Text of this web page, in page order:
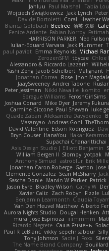
Jahluu
Paul Marshall Tabia
Wojciech Świątkiewicz Jack Lynch
Davide Bortoletti Coral Heather
Bianca Goldbach Beefree 治英 矢島
Fenice Ardente Fabian Norrby
HARRISON PARKER Ned
Iulian-Eduard Varvara Jack Plummer
paul paviot Emma Reynolds Michael
ZerozenSFM tbycae Chloe
Alessandro & Riccardo Lazzarin
Yashi Zeng Jacob Schelbert Malignant
Jonathan Correa
Rose Jhon
JaaySweeney Andrei Tabone
Peter Jessiman
Nikki Navaille komito
Sprague Williams FeroshGirlSims
Joshua Conard
Mike Dyer Jeremy
Carmine Ciccone Paul Shewan luke
Quade Zaban Aleksandra Davydenko
Masanyao Andreas Gohl
David Valentine Edson Rodriguez
Bryn Couser HanaYou Hakar Kerarmor
Supachai Chanarittichai
Axis Design Studio | Elliott Benjamin
William Bergen II Slompy yotpak
Anthony Simuel astroblur Erik
Jonathan Caron-Roberge Gaston Jose
Clemente Gonzalez Sean McSharry
Sascha Donie Marvin W Parker Patrick
Jason Eyre Bradley Wilson Cathy W
Xavier Caliz
Zach Robyn Fizzle
Benjamin Learmonth Claudia
Van Den Heuvel Matthew Alberto
Aurora Nights Studio
Dougal Henken
mura Jose Espinoza iiiimmmm
Ricardo Negrete Саша Ячмень
Paul R LeBlanc vikky sepehr sabour
Tony Johnson Sadie J. Foxx
The Name Brand Company Bouillard